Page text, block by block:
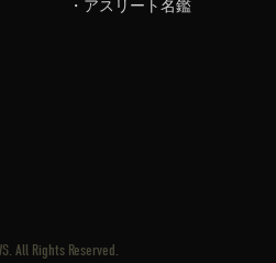
アスリート名鑑
All Rights Reserved.